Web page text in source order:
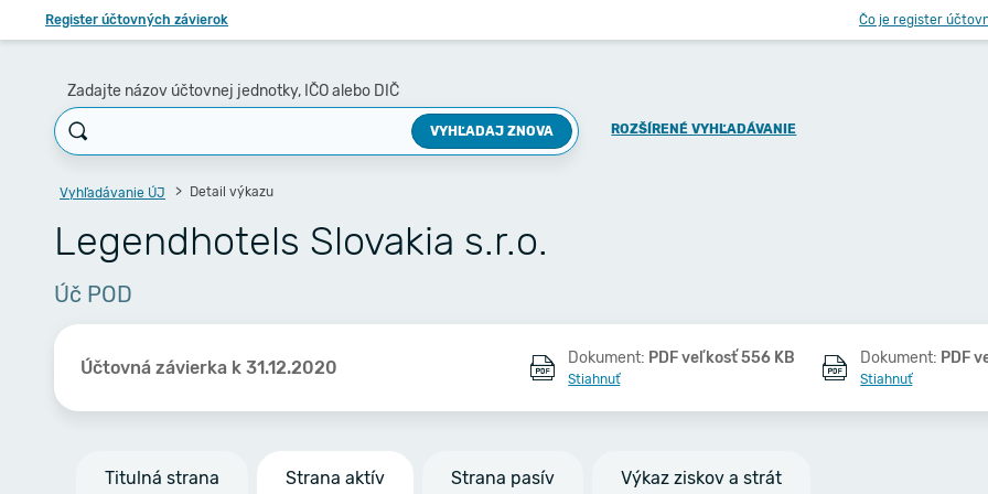
Register účtovných závierok Čo je register
Zadajte názov účtovnej jednotky, IČO alebo DIČ
VYHĽADAJ ZNOVA ROZŠÍRENÉ VYHĽADÁVANIE
Vyhľadávanie ÚJ Detail výkazu
Legendhotels Slovakia s.r.o.
Úč POD
Účtovná závierka k 31.12.2020 Dokument: PDF veľkosť 556 KB
Stiahnuť
Dokument: PDF
Stiahnuť
Titulná strana Strana aktív Strana pasív Výkaz ziskov a strát